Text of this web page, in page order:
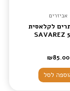
אביזרים
לקלאסית
SAVAREZ
₪85.00
לסל